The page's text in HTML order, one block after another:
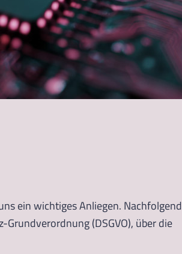
ein wichtiges Anliegen. Nachfolgend
(DSGVO), über die